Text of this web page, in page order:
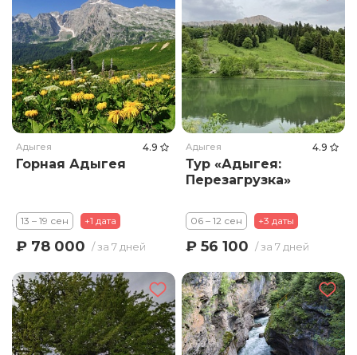
Адыгея 4.9
Горная Адыгея
13 – 19 сен +1 дата
₽ 78 000 / за 7 дней
Адыгея 4.9
Тур «Адыгея:
Перезагрузка»
06 – 12 сен +3 даты
₽ 56 100 / за 7 дней